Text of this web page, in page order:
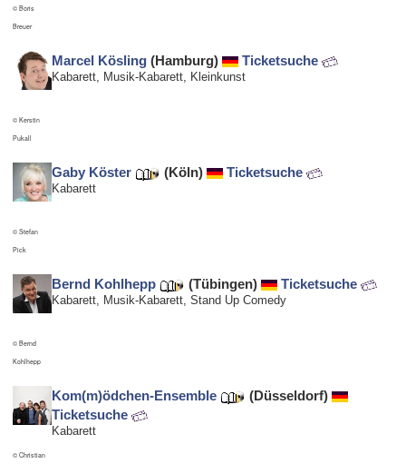
© Boris
Breuer
© Kerstin
Pukall
Marcel Kösling (Hamburg) Ticketsuche
Kabarett, Musik-Kabarett, Kleinkunst
© Stefan
Pick
Gaby Köster (Köln) Ticketsuche
Kabarett
© Bernd
Kohlhepp
Bernd Kohlhepp (Tübingen) Ticketsuche
Kabarett, Musik-Kabarett, Stand Up Comedy
© Christian
Kom(m)ödchen-Ensemble
(Düsseldorf)
Ticketsuche
Kabarett